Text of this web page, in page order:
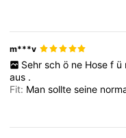
m***v
Sehr sch ö ne Hose f ü
aus .
Fit: Mansollteseine